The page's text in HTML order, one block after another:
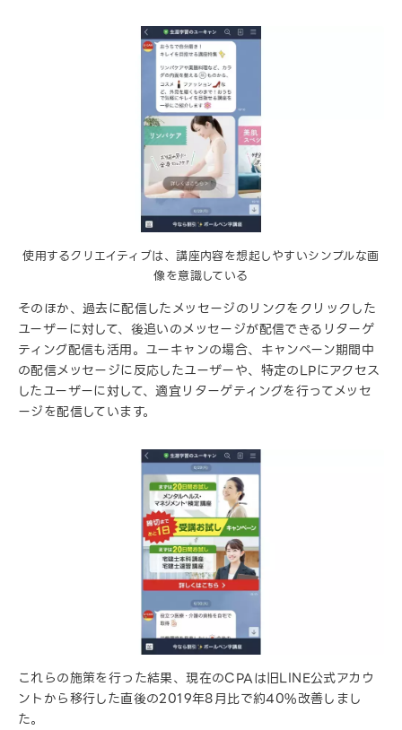
使用するクリエイティブは、講座内容を想起しやすいシンプルな画
像を意識している
そのほか、過去に配信したメッセージのリンクをクリックした
ユーザーに対して、後追いのメッセージが配信できるリターゲ
ティング配信も活用。ユーキャンの場合、キャンペーン期間中
の配信メッセージに反応したユーザーや、特定のLPにアクセス
したユーザーに対して、適宜リターゲティングを行ってメッセ
ージを配信しています。
これらの施策を行った結果、現在のCPAは旧LINE公式アカウ
ントから移行した直後の2019年8月比で約40%改善しまし
た。